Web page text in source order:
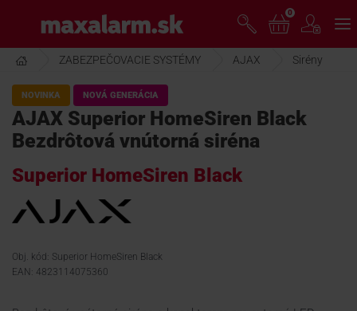
hlavnému
obsahu
www.maxalarm.sk
AKCIA MESIACA
PRODUKTY
0
ZABEZPEČOVACIE SYSTÉMY AJAX Sirény
NOVINKA NOVÁ GENERÁCIA
AJAX Superior HomeSiren Black
Bezdrôtová vnútorná siréna
Superior HomeSiren Black
Obj. kód: Superior HomeSiren Black
EAN: 4823114075360